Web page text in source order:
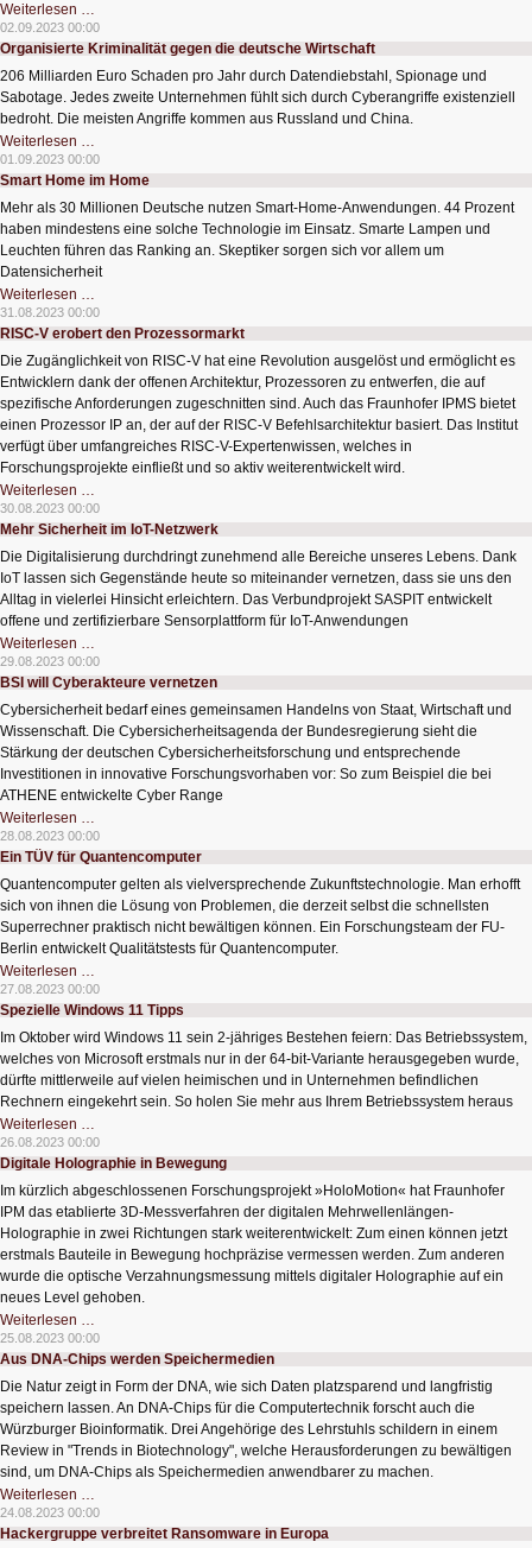
Weiterlesen …
akustische
Sensorsysteme
für
hörende
Auto
02.09.2023 00:00
Organisierte Kriminalität gegen die deutsche Wirtschaft
206 Milliarden Euro Schaden pro Jahr durch Datendiebstahl, Spionage und
Sabotage. Jedes zweite Unternehmen fühlt sich durch Cyberangriffe existenziell
bedroht. Die meisten Angriffe kommen aus Russland und China.
Weiterlesen …
Kriminalität
gegen
die
Wirtschaft
01.09.2023 00:00
Smart Home im Home
Mehr als 30 Millionen Deutsche nutzen Smart-Home-Anwendungen. 44 Prozent
haben mindestens eine solche Technologie im Einsatz. Smarte Lampen und
Leuchten führen das Ranking an. Skeptiker sorgen sich vor allem um
Datensicherheit
Weiterlesen …
Home
im
Home
31.08.2023 00:00
RISC-V erobert den Prozessormarkt
Die Zugänglichkeit von RISC-V hat eine Revolution ausgelöst und ermöglicht es
Entwicklern dank der offenen Architektur, Prozessoren zu entwerfen, die auf
spezifische Anforderungen zugeschnitten sind. Auch das Fraunhofer IPMS bietet
einen Prozessor IP an, der auf der RISC-V Befehlsarchitektur basiert. Das Institut
verfügt über umfangreiches RISC-V-Expertenwissen, welches in
Forschungsprojekte einfließt und so aktiv weiterentwickelt wird.
Weiterlesen …
V
erobert
den
30.08.2023 00:00
Mehr Sicherheit im IoT-Netzwerk
Die Digitalisierung durchdringt zunehmend alle Bereiche unseres Lebens. Dank
IoT lassen sich Gegenstände heute so miteinander vernetzen, dass sie uns den
Alltag in vielerlei Hinsicht erleichtern. Das Verbundprojekt SASPIT entwickelt
offene und zertifizierbare Sensorplattform für IoT-Anwendungen
Weiterlesen …
Sicherheit
im
IoT-
29.08.2023 00:00
BSI will Cyberakteure vernetzen
Cybersicherheit bedarf eines gemeinsamen Handelns von Staat, Wirtschaft und
Wissenschaft. Die Cybersicherheitsagenda der Bundesregierung sieht die
Stärkung der deutschen Cybersicherheitsforschung und entsprechende
Investitionen in innovative Forschungsvorhaben vor: So zum Beispiel die bei
ATHENE entwickelte Cyber Range
Weiterlesen …
will
Cyberakteure
vernetzen
28.08.2023 00:00
Ein TÜV für Quantencomputer
Quantencomputer gelten als vielversprechende Zukunftstechnologie. Man erhofft
sich von ihnen die Lösung von Problemen, die derzeit selbst die schnellsten
Superrechner praktisch nicht bewältigen können. Ein Forschungsteam der FU-
Berlin entwickelt Qualitätstests für Quantencomputer.
Weiterlesen …
TÜV
für
Quantencomputer
27.08.2023 00:00
Spezielle Windows 11 Tipps
Im Oktober wird Windows 11 sein 2-jähriges Bestehen feiern: Das Betriebssystem,
welches von Microsoft erstmals nur in der 64-bit-Variante herausgegeben wurde,
dürfte mittlerweile auf vielen heimischen und in Unternehmen befindlichen
Rechnern eingekehrt sein. So holen Sie mehr aus Ihrem Betriebssystem heraus
Weiterlesen …
Windows
11
Tipps
26.08.2023 00:00
Digitale Holographie in Bewegung
Im kürzlich abgeschlossenen Forschungsprojekt »HoloMotion« hat Fraunhofer
IPM das etablierte 3D-Messverfahren der digitalen Mehrwellenlängen-
Holographie in zwei Richtungen stark weiterentwickelt: Zum einen können jetzt
erstmals Bauteile in Bewegung hochpräzise vermessen werden. Zum anderen
wurde die optische Verzahnungsmessung mittels digitaler Holographie auf ein
neues Level gehoben.
Weiterlesen …
Holographie
in
Bewegung
25.08.2023 00:00
Aus DNA-Chips werden Speichermedien
Die Natur zeigt in Form der DNA, wie sich Daten platzsparend und langfristig
speichern lassen. An DNA-Chips für die Computertechnik forscht auch die
Würzburger Bioinformatik. Drei Angehörige des Lehrstuhls schildern in einem
Review in "Trends in Biotechnology", welche Herausforderungen zu bewältigen
sind, um DNA-Chips als Speichermedien anwendbarer zu machen.
Weiterlesen …
DNA-
Chips
werden
24.08.2023 00:00
Hackergruppe verbreitet Ransomware in Europa